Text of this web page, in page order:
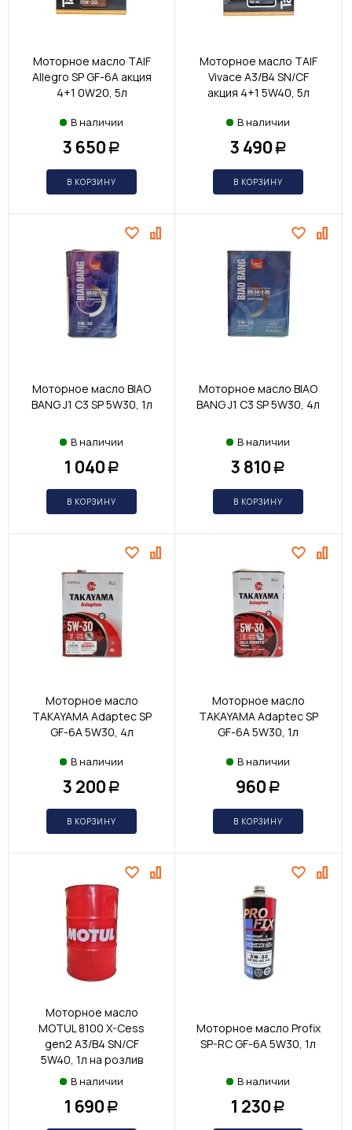
Моторное масло TAIF
Allegro SP GF-6A акция
4+1 0W20, 5л
В наличии
3 650 Р
В КОРЗИНУ
Моторное масло TAIF
Vivace A3/B4 SN/CF
акция 4+1 5W40, 5л
В наличии
3 490 Р
В КОРЗИНУ
Моторное масло BIAO
BANG J1 C3 SP 5W30, 1л
В наличии
1 040 Р
В КОРЗИНУ
Моторное масло BIAO
BANG J1 C3 SP 5W30, 4л
В наличии
3 810 Р
В КОРЗИНУ
Моторное масло
TAKAYAMA Adaptec SP
GF-6A 5W30, 4л
В наличии
3 200 Р
В КОРЗИНУ
Моторное масло
TAKAYAMA Adaptec SP
GF-6A 5W30, 1л
В наличии
960 Р
В КОРЗИНУ
Моторное масло
MOTUL 8100 X-Cess
gen2 A3/B4 SN/CF
5W40, 1л на розлив
В наличии
1 690 Р
Моторное масло Profix
SP-RC GF-6A 5W30, 1л
В наличии
1 230 Р